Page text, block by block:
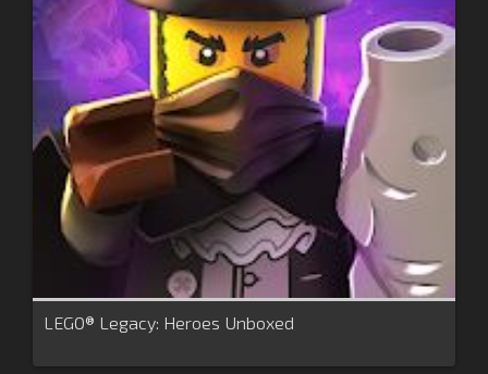
LEGO® Legacy: Heroes Unboxed